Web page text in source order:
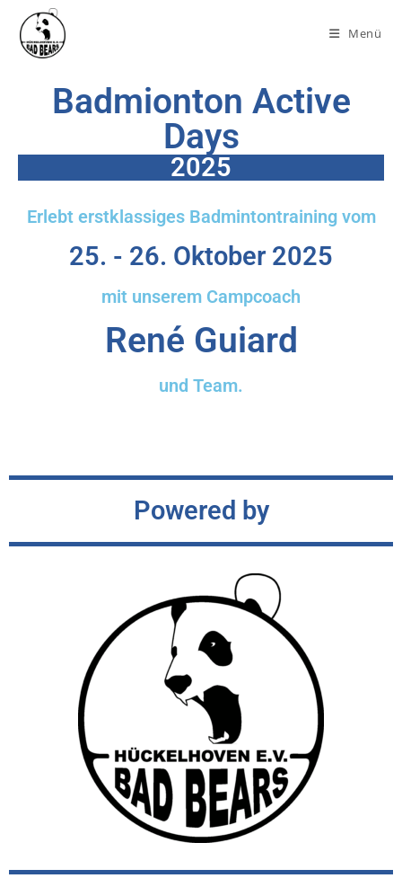
Menü
Badmionton Active
Days
2025
Erlebt erstklassiges Badmintontraining vom
25. - 26. Oktober 2025
mit unserem Campcoach
René Guiard
und Team.
Powered by